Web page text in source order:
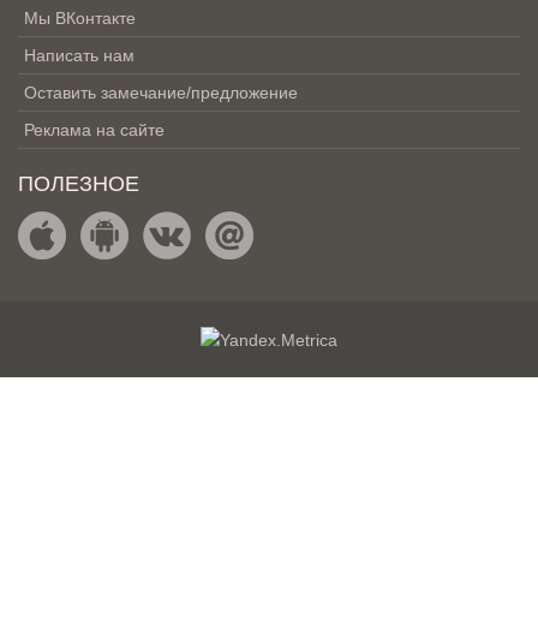
Мы ВКонтакте
Написать нам
Оставить замечание/предложение
Реклама на сайте
ПОЛЕЗНОЕ